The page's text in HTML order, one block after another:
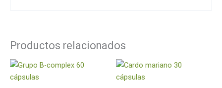
Productos relacionados